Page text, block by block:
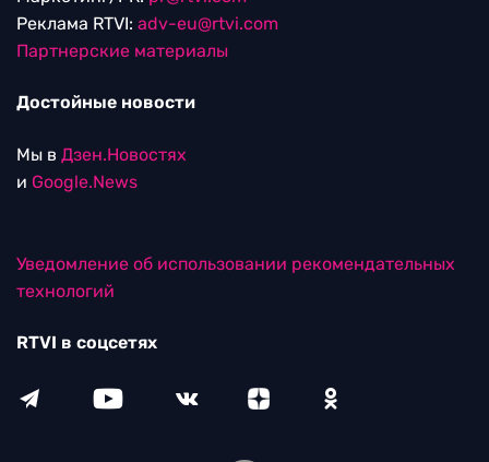
Реклама RTVI: adv-eu@rtvi.com
Партнерские материалы
Достойные новости
Мы в Дзен.Новостях
и Google.News
Уведомление об использовании рекомендательных
технологий
RTVI в соцсетях